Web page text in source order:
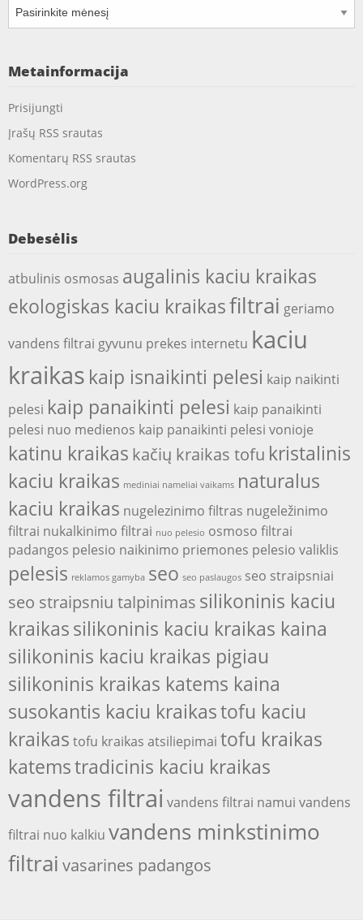
Archyvai
Metainformacija
Prisijungti
Įrašų RSS srautas
Komentarų RSS srautas
WordPress.org
Debesėlis
atbulinis osmosas augalinis kaciu kraikas
ekologiskas kaciu kraikasfiltrai geriamo
vandens filtrai gyvunu prekes internetu kaciu
kraikas kaip isnaikinti pelesi kaip naikinti
pelesi kaip panaikinti pelesi kaip panaikinti
pelesi nuo medienos kaip panaikinti pelesi vonioje
katinu kraikas kačių kraikas tofu kristalinis
kaciu kraikas mediniai nameliai vaikams naturalus
kaciu kraikas nugelezinimo filtras nugeležinimo
filtrai nukalkinimo filtrai nuo pelesio osmoso filtrai
padangos pelesio naikinimo priemones pelesio valiklis
pelesis reklamos gamyba seo seo paslaugos seo straipsniai
seo straipsniu talpinimas silikoninis kaciu
kraikassilikoninis kaciu kraikas kaina
silikoninis kaciu kraikas pigiau
silikoninis kraikas katems kaina
susokantis kaciu kraikastofu kaciu
kraikas tofu kraikas atsiliepimai tofu kraikas
katemstradicinis kaciu kraikas
vandens filtrai vandens filtrai namui vandens
filtrai nuo kalkiu vandens minkstinimo
filtrai vasarines padangos